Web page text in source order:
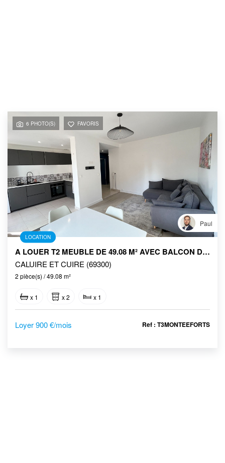
6 PHOTO(S) FAVORIS
Paul
LOCATION
A LOUER T2 MEUBLE DE 49.08 M² AVEC BALCON DE 9M² - 45 MONTEE DES FORTS A CALUIRE-ET-CUIRE
CALUIRE ET CUIRE (69300)
2 pièce(s) / 49.08 m²
x 1 x 2 x 1
Loyer 900 €/mois Ref : T3MONTEEFORTS